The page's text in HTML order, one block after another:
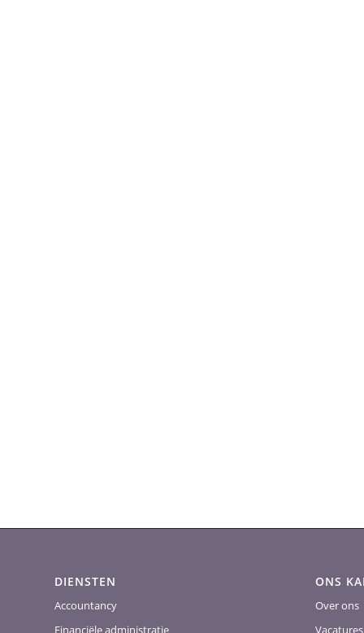
DIENSTEN
Accountancy
Financiële administratie
ONS
Over ons
Vacatures